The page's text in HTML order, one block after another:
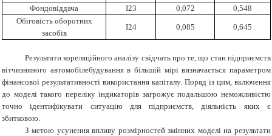
Фондовіддача І23 0,072
0,548
Обіговість оборотних
засобів
І24 0,085 0,645
Результати кореляційного аналізу свідчать про те, що стан підприємств
вітчизняного автомобілебудування в більшій мірі визначається параметром
фінансової результативності використання капіталу. Поряд із цим, включення
до моделі такого переліку індикаторів загрожує подальшою неможливістю
точно ідентифікувати ситуацію для підприємств, діяльність яких є
збитковою.
З метою усунення впливу розмірностей змінних моделі на результати